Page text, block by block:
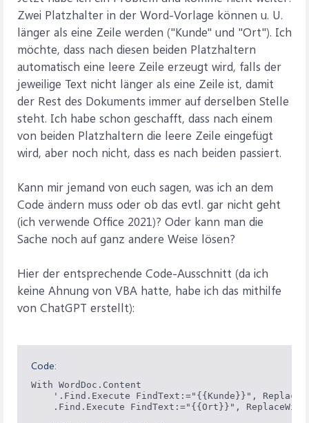
Zwei Platzhalter in der Word-Vorlage können u. U.
länger als eine Zeile werden ("Kunde" und "Ort"). Ich
möchte, dass nach diesen beiden Platzhaltern
automatisch eine leere Zeile erzeugt wird, falls der
jeweilige Text nicht länger als eine Zeile ist, damit
der Rest des Dokuments immer auf derselben Stelle
steht. Ich habe schon geschafft, dass nach einem
von beiden Platzhaltern die leere Zeile eingefügt
wird, aber noch nicht, dass es nach beiden passiert.
Kann mir jemand von euch sagen, was ich an dem
Code ändern muss oder ob das evtl. gar nicht geht
(ich verwende Office 2021)? Oder kann man die
Sache noch auf ganz andere Weise lösen?
Hier der entsprechende Code-Ausschnitt (da ich
keine Ahnung von VBA hatte, habe ich das mithilfe
von ChatGPT erstellt):
Code:
With WordDoc.Content
'.Find.Execute FindText:="{{Kunde}}",
.Find.Execute FindText:="{{Ort}}",